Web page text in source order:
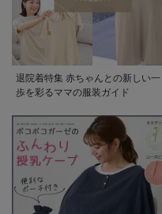
退院着特集 赤ちゃんとの新しい一
歩を彩るママの服装ガイド